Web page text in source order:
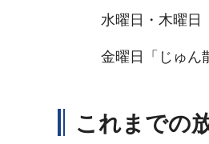
水曜日・木曜日「
金曜日「じゅん散
これまでの